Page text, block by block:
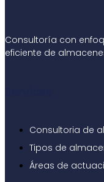
Consultoría con
eficiente de
Consultoria de
Tipos de
Áreas de